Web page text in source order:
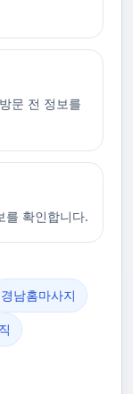
문 전 정보를
를 확인합니다.
경남홈마사지